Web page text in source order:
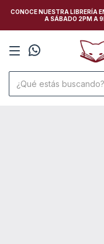
CONOCE NUESTRA LIBRERÍA
A SÁBADO 2PM A